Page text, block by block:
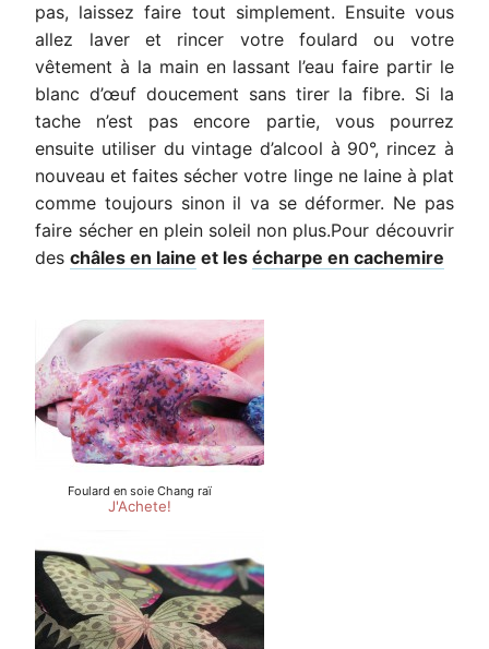
pas, laissez faire tout simplement. Ensuite vous
allez laver et rincer votre foulard ou votre
vêtement à la main en lassant l’eau faire partir le
blanc d’œuf doucement sans tirer la fibre. Si la
tache n’est pas encore partie, vous pourrez
ensuite utiliser du vintage d’alcool à 90°, rincez à
nouveau et faites sécher votre linge ne laine à plat
comme toujours sinon il va se déformer. Ne pas
faire sécher en plein soleil non plus.Pour découvrir
deschâles en laine et lesécharpe en cachemire